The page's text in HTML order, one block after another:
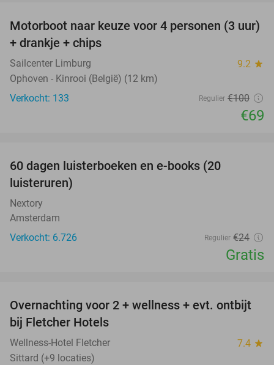
31%
Motorboot naar keuze voor 4 personen (3 uur)
+ drankje + chips
Sailcenter Limburg 9.2 star
Ophoven - Kinrooi (België) (12 km)
Verkocht: 133
Regulier €100
€69
60 dagen luisterboeken en e-books (20
luisteruren)
Nextory
Amsterdam
Verkocht: 6.726
Regulier €24
Gratis
55%
Overnachting voor 2 + wellness + evt. ontbijt
bij Fletcher Hotels
Wellness-Hotel Fletcher 7.4 star
Sittard (+9 locaties)